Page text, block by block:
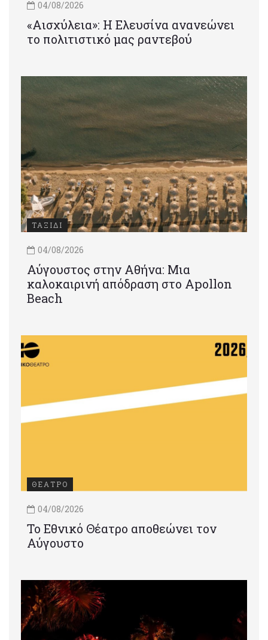
04/08/2026
«Αισχύλεια»: Η Ελευσίνα ανανεώνει
το πολιτιστικό μας ραντεβού
ΤΑΞΙΔΙ
04/08/2026
Αύγουστος στην Αθήνα: Μια
καλοκαιρινή απόδραση στο Apollon
Beach
ΘΕΑΤΡΟ
04/08/2026
Το Εθνικό Θέατρο αποθεώνει τον
Αύγουστο